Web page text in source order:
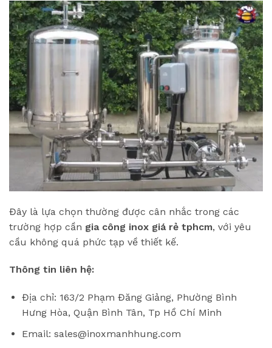
Đây là lựa chọn thường được cân nhắc trong các
trường hợp cần gia công inox giá rẻ tphcm, với yêu
cầu không quá phức tạp về thiết kế.
Thông tin liên hệ:
Địa chỉ: 163/2 Phạm Đăng Giảng, Phường Bình
Hưng Hòa, Quận Bình Tân, Tp Hồ Chí Minh
Email: sales@inoxmanhhung.com